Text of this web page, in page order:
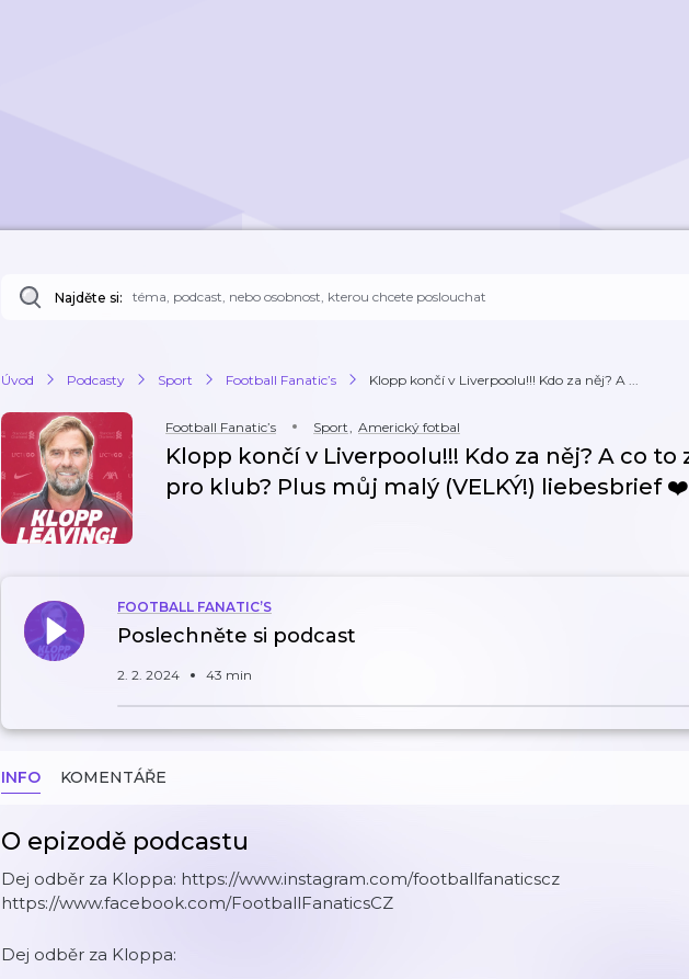
Najděte si:
Úvod Podcasty Sport Football Fanatic’s Klopp končí v Liverpoolu!!! Kdo za něj? A ...
Football Fanatic’s Sport, Americký fotbal
Klopp končí v Liverpoolu!!! Kdo za něj? A co to
pro klub? Plus můj malý (VELKÝ!) liebesbrief
FOOTBALL FANATIC’S
Poslechněte si podcast
2. 2. 2024 43 min
INFO KOMENTÁŘE
O epizodě podcastu
Dej odběr za Kloppa: https://www.instagram.com/footballfanaticscz
https://www.facebook.com/FootballFanaticsCZ
Dej odběr za Kloppa: